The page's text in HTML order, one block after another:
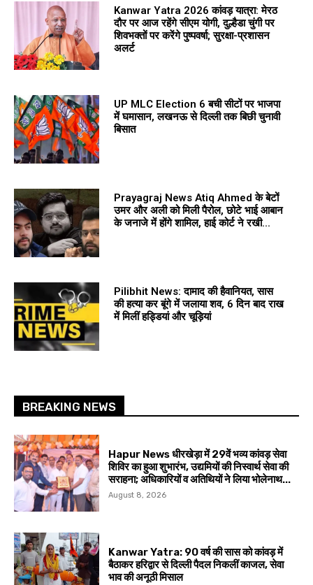
Kanwar Yatra 2026 कांवड़ यात्रा: मेरठ
दौर पर आज रहेंगे सीएम योगी, दुल्हैडा चुंगी पर
शिवभक्तों पर करेंगे पुष्पवर्षा; सुरक्षा-प्रशासन
अलर्ट
UP MLC Election 6 बची सीटों पर भाजपा
में घमासान, लखनऊ से दिल्ली तक बिछी चुनावी
बिसात
Prayagraj News Atiq Ahmed के बेटों
उमर और अली को मिली पैरोल, छोटे भाई आबान
के जनाजे में होंगे शामिल, हाई कोर्ट ने रखी...
Pilibhit News: दामाद की हैवानियत, सास
की हत्या कर बूंगे में जलाया शव, 6 दिन बाद राख
में मिलीं हड्डियां और चूड़ियां
BREAKING NEWS
Hapur News धीरखेड़ा में 29वें भव्य कांवड़ सेवा
शिविर का हुआ शुभारंभ, उद्यमियों की निस्वार्थ सेवा की
सराहना; अधिकारियों व अतिथियों ने लिया भोलेनाथ...
August 8, 2026
Kanwar Yatra: 90 वर्ष की सास को कांवड़ में
बैठाकर हरिद्वार से दिल्ली पैदल निकलीं काजल, सेवा
भाव की अनूठी मिसाल